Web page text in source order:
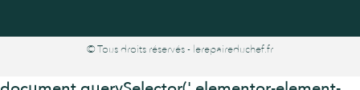
© Tous droits réservés - lerepaireduchef.fr